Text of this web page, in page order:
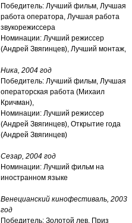
Победитель: Лучший фильм, Лучшая
работа оператора, Лучшая работа
звукорежиссера
Номинации: Лучший режиссер
(Андрей Звягинцев), Лучший монтаж,
Ника, 2004 год
Победитель: Лучший фильм, Лучшая
операторская работа (Михаил
Кричман),
Номинации: Лучший режиссер
(Андрей Звягинцев), Открытие года
(Андрей Звягинцев)
Сезар, 2004 год
Номинации: Лучший фильм на
иностранном языке
Венецианский кинофестиваль, 2003
год
Победитель: Золотой лев, Приз